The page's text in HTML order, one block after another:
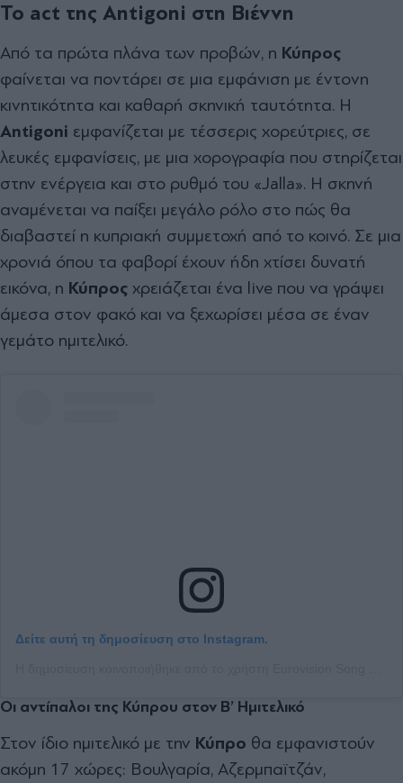
Το act της Antigoni στη Βιέννη
Από τα πρώτα πλάνα των προβών, η Κύπρος
φαίνεται να ποντάρει σε μια εμφάνιση με έντονη
κινητικότητα και καθαρή σκηνική ταυτότητα. Η
Antigoni εμφανίζεται με τέσσερις χορεύτριες, σε
λευκές εμφανίσεις, με μια χορογραφία που στηρίζεται
στην ενέργεια και στο ρυθμό του «Jalla». Η σκηνή
αναμένεται να παίξει μεγάλο ρόλο στο πώς θα
διαβαστεί η κυπριακή συμμετοχή από το κοινό. Σε μια
χρονιά όπου τα φαβορί έχουν ήδη χτίσει δυνατή
εικόνα, η Κύπρος χρειάζεται ένα live που να γράψει
άμεσα στον φακό και να ξεχωρίσει μέσα σε έναν
γεμάτο ημιτελικό.
Δείτε αυτή τη δημοσίευση στο Instagram.
Οι αντίπαλοι της Κύπρου στον Β’ Ημιτελικό
Στον ίδιο ημιτελικό με την Κύπρο θα εμφανιστούν
ακόμη 17 χώρες: Βουλγαρία, Αζερμπαϊτζάν,